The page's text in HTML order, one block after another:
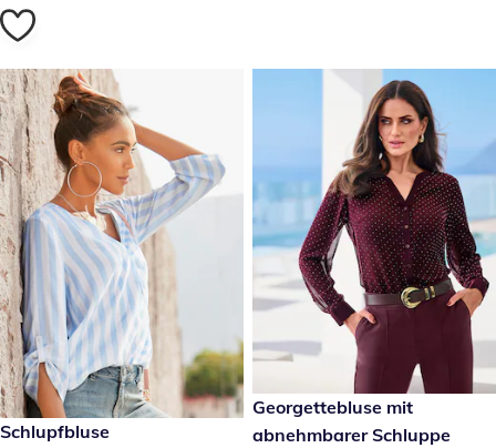
€ 39,99
Schlupfbluse
€ 44,99
Georgettebluse mit
abnehmbarer Schluppe